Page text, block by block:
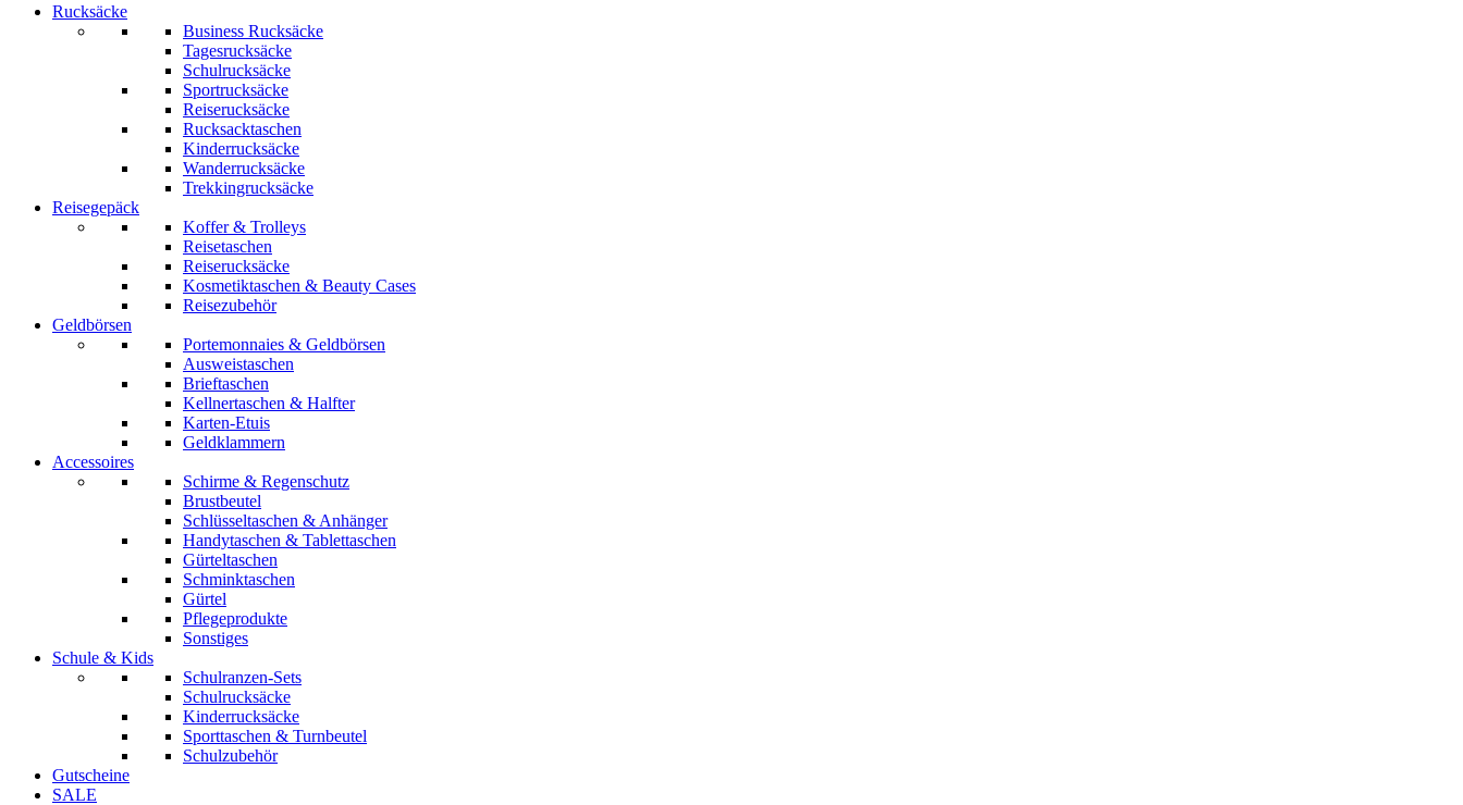
Rucksäcke
Business Rucksäcke
Tagesrucksäcke
Schulrucksäcke
Sportrucksäcke
Reiserucksäcke
Rucksacktaschen
Kinderrucksäcke
Wanderrucksäcke
Trekkingrucksäcke
Reisegepäck
Koffer & Trolleys
Reisetaschen
Reiserucksäcke
Kosmetiktaschen & Beauty Cases
Reisezubehör
Geldbörsen
Portemonnaies & Geldbörsen
Ausweistaschen
Brieftaschen
Kellnertaschen & Halfter
Karten-Etuis
Geldklammern
Accessoires
Schirme & Regenschutz
Brustbeutel
Schlüsseltaschen & Anhänger
Handytaschen & Tablettaschen
Gürteltaschen
Schminktaschen
Gürtel
Pflegeprodukte
Sonstiges
Schule & Kids
Schulranzen-Sets
Schulrucksäcke
Kinderrucksäcke
Sporttaschen & Turnbeutel
Schulzubehör
Gutscheine
SALE